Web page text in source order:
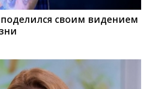
поделился своим видением